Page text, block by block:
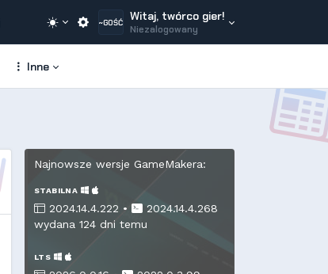
~GOŚĆ Witaj, twórco gier!
Niezalogowany
Inne
Najnowsze wersje GameMakera:
STABILNA
2024.14.4.222 •
2024.14.4.268
wydana 124 dni temu
LTS